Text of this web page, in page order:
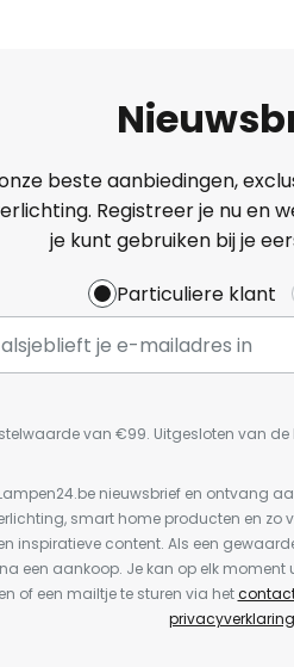
beste aanbiedingen,
Registreer je nu en
je kunt gebruiken bij je
Particuliere klant
van €99. Uitgesloten van de
nieuwsbrief en ontvang
smart home producten en zo
inspiratieve content. Als een
een aankoop. Je kan op elk
of een mailtje te sturen via het
privacyverklaring